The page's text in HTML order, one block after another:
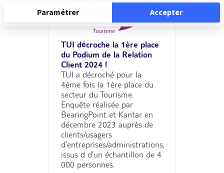
TUI décroche la 1ère place
du Podium de la Relation
Client 2024 !
TUI a décroché pour la
4ème fois la 1ère place du
secteur du Tourisme.
Enquête réalisée par
BearingPoint et Kantar en
décembre 2023 auprès de
clients/usagers
d’entreprises/administrations,
issus d d’un échantillon de 4
000 personnes.